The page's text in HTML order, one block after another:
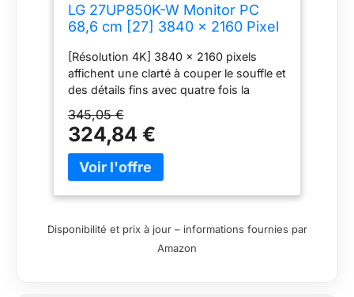
LG 27UP850K-W Monitor PC
68,6 cm [27] 3840 x 2160 Pixel
Bianco (27IN IPS 3840X2160
16:9 5MS - 1200:1
HDMI/DISPLAYPORT/USB C)
[Résolution 4K] 3840 x 2160 pixels
affichent une clarté à couper le souffle et
des détails fins avec quatre fois la
lumineux : ce moniteur prend en charge
le VESA DisplayHDR 400 avec une large
gamme de luminosité et de contraste,
permettant une immersion visuelle
pouces] offre une expérience visuelle
confortable en réduisant le changement
de couleur des différents points de vue.
345,05 €
324,84 €
Disponibilité et prix à jour – informations fournies par
Amazon